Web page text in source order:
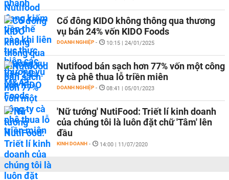
Cổ đông KIDO không thông qua thương
vụ bán 24% vốn KIDO Foods
DOANH NGHIỆP - 10:15 | 24/01/2025
Nutifood bán sạch hơn 77% vốn một công
ty cà phê thua lỗ triền miên
DOANH NGHIỆP - 08:41 | 05/01/2023
'Nữ tướng' NutiFood: Triết lí kinh doanh
của chúng tôi là luôn đặt chữ 'Tâm' lên
đầu
KINH DOANH - 14:00 | 11/07/2020